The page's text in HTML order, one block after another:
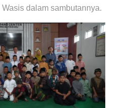
dalam sambutannya.